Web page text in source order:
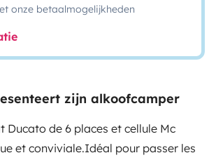
onze betaalmogelijkheden
zijn alkoofcamper
Ducato de 6 places et cellule Mc
et conviviale.Idéal pour passer les